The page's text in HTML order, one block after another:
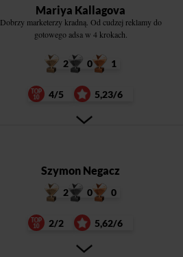
Mariya Kallagova
Dobrzy marketerzy kradną. Od cudzej reklamy do
gotowego adsa w 4 krokach.
2 0 1
4/5 5,23/6
Szymon Negacz
2 0 0
2/2 5,62/6